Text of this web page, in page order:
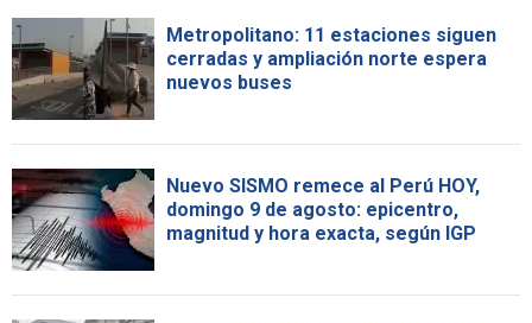
Metropolitano: 11 estaciones siguen
cerradas y ampliación norte espera
nuevos buses
Nuevo SISMO remece al Perú HOY,
domingo 9 de agosto: epicentro,
magnitud y hora exacta, según IGP